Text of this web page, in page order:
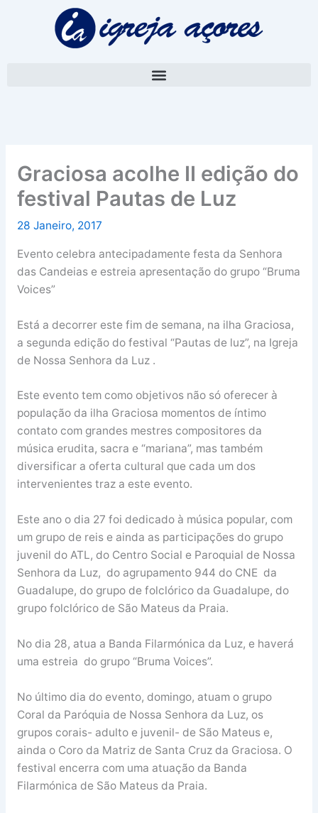
Graciosa acolhe II edição do
festival Pautas de Luz
28 Janeiro, 2017
Evento celebra antecipadamente festa da Senhora
das Candeias e estreia apresentação do grupo “Bruma
Voices”
Está a decorrer este fim de semana, na ilha Graciosa,
a segunda edição do festival “Pautas de luz”, na Igreja
de Nossa Senhora da Luz .
Este evento tem como objetivos não só oferecer à
população da ilha Graciosa momentos de íntimo
contato com grandes mestres compositores da
música erudita, sacra e “mariana”, mas também
diversificar a oferta cultural que cada um dos
intervenientes traz a este evento.
Este ano o dia 27 foi dedicado à música popular, com
um grupo de reis e ainda as participações do grupo
juvenil do ATL, do Centro Social e Paroquial de Nossa
Senhora da Luz, do agrupamento 944 do CNE da
Guadalupe, do grupo de folclórico da Guadalupe, do
grupo folclórico de São Mateus da Praia.
No dia 28, atua a Banda Filarmónica da Luz, e haverá
uma estreia do grupo “Bruma Voices”.
No último dia do evento, domingo, atuam o grupo
Coral da Paróquia de Nossa Senhora da Luz, os
grupos corais- adulto e juvenil- de São Mateus e,
ainda o Coro da Matriz de Santa Cruz da Graciosa. O
festival encerra com uma atuação da Banda
Filarmónica de São Mateus da Praia.